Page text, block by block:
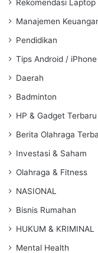
Rekomendasi Laptop
Manajemen
Pendidikan
Tips Android / iPhone
Daerah
Badminton
HP & Gadget Terbaru
Berita Olahraga
Investasi & Saham
Olahraga & Fitness
NASIONAL
Bisnis Rumahan
HUKUM & KRIMINAL
Mental Health